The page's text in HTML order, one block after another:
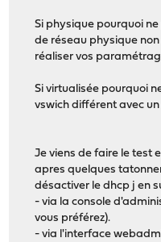
Si physique pourquoi
de réseau physique
réaliser vos
Si virtualisée pourquoi
vswich différent avec
Je viens de faire le test
apres quelques
désactiver le dhcp j en
- via la console
vous préférez).
- via l'interface